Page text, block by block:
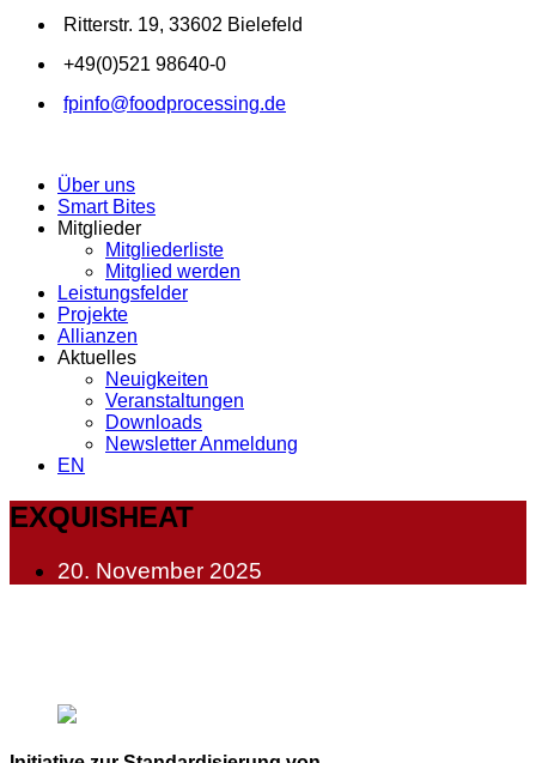
Ritterstr. 19, 33602 Bielefeld
+49(0)521 98640-0
fpinfo@foodprocessing.de
Über uns
Smart Bites
Mitglieder
Mitgliederliste
Mitglied werden
Leistungsfelder
Projekte
Allianzen
Aktuelles
Neuigkeiten
Veranstaltungen
Downloads
Newsletter Anmeldung
EN
EXQUISHEAT
20. November 2025